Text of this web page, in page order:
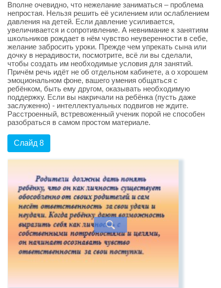
Вполне очевидно, что нежелание заниматься – проблема
непростая. Нельзя решить её усилением или ослаблением
давления на детей. Если давление усиливается,
увеличивается и сопротивление. А невнимание к занятиям
школьников рождает в нём чувство неуверенности в себе,
желание забросить уроки. Прежде чем упрекать сына или
дочку в нерадивости, посмотрите, всё ли вы сделали,
чтобы создать им необходимые условия для занятий.
Причём речь идёт не об отдельном кабинете, а о хорошем
эмоциональном фоне, вашего умения общаться с
ребёнком, быть ему другом, оказывать необходимую
поддержку. Если вы накричали на ребёнка (пусть даже
заслуженно) - интеллектуальных подвигов не ждите.
Расстроенный, встревоженный ученик порой не способен
разобраться в самом простом материале.
Слайд 8